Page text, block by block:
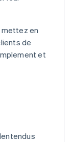
mettez en
de
et